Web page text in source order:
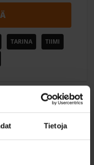
Tietoja
TARINA TIIMI